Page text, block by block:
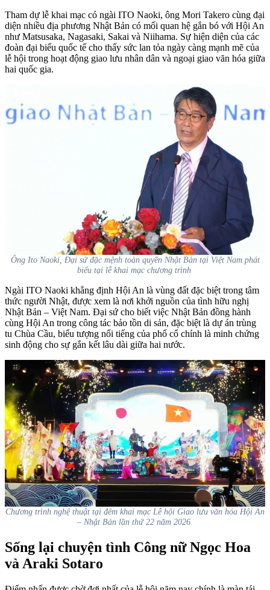
Tham dự lễ khai mạc có ngài ITO Naoki, ông Mori Takero cùng đại
diện nhiều địa phương Nhật Bản có mối quan hệ gắn bó với Hội An
như Matsusaka, Nagasaki, Sakai và Niihama. Sự hiện diện của các
đoàn đại biểu quốc tế cho thấy sức lan tỏa ngày càng mạnh mẽ của
lễ hội trong hoạt động giao lưu nhân dân và ngoại giao văn hóa giữa
hai quốc gia.
Ông Ito Naoki, Đại sứ đặc mệnh toàn quyền Nhật Bản tại Việt Nam phát
biểu tại lễ khai mạc chương trình
Ngài ITO Naoki khẳng định Hội An là vùng đất đặc biệt trong tâm
thức người Nhật, được xem là nơi khởi nguồn của tình hữu nghị
Nhật Bản – Việt Nam. Đại sứ cho biết việc Nhật Bản đồng hành
cùng Hội An trong công tác bảo tồn di sản, đặc biệt là dự án trùng
tu Chùa Cầu, biểu tượng nổi tiếng của phố cổ chính là minh chứng
sinh động cho sự gắn kết lâu dài giữa hai nước.
Chương trình nghệ thuật tại đêm khai mạc Lễ hội Giao lưu văn hóa Hội An
– Nhật Bản lần thứ 22 năm 2026
Sống lại chuyện tình Công nữ Ngọc Hoa
và Araki Sotaro